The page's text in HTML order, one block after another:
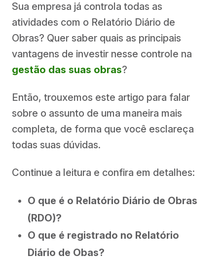
Sua empresa já controla todas as
atividades com o Relatório Diário de
Obras? Quer saber quais as principais
vantagens de investir nesse controle na
gestão das suas obras?
Então, trouxemos este artigo para falar
sobre o assunto de uma maneira mais
completa, de forma que você esclareça
todas suas dúvidas.
Continue a leitura e confira em detalhes:
O que é o Relatório Diário de Obras
(RDO)?
O que é registrado no Relatório
Diário de Obas?